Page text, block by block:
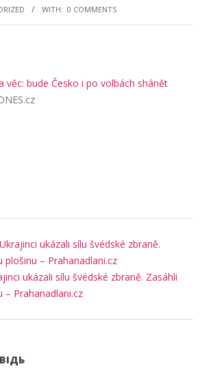
WITH: 0 COMMENTS
věc: bude Česko i po volbách shánět
ukázali sílu švédské zbraně.
– Prahanadlani.cz
ukázali sílu švédské zbraně. Zasáhli
Prahanadlani.cz